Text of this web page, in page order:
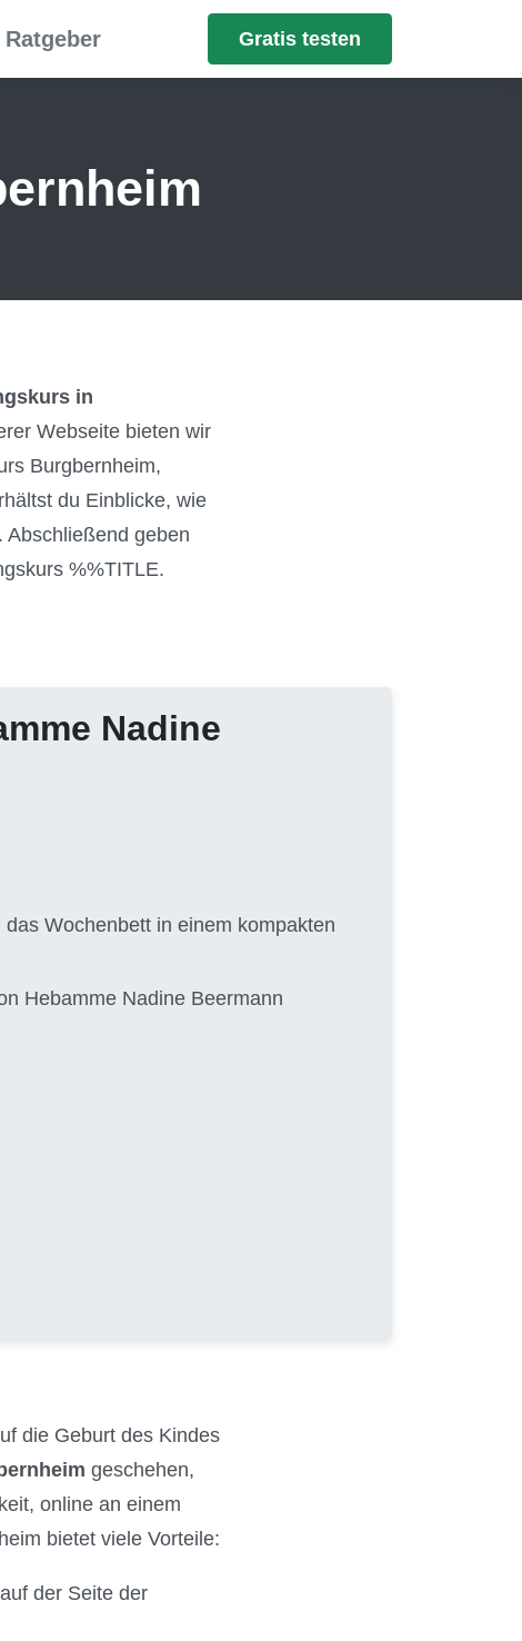
Ratgeber Gratis testen
in
Webseite bieten wir
Burgbernheim,
du Einblicke, wie
Abschließend geben
%%TITLE.
Nadine
Wochenbett in einem kompakten
Hebamme Nadine Beermann
die Geburt des Kindes
geschehen,
online an einem
bietet viele Vorteile:
der Seite der